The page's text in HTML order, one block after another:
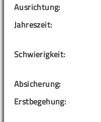
Ausrichtung:
Jahreszeit:
Schwierigkeit:
Absicherung:
Erstbegehung: